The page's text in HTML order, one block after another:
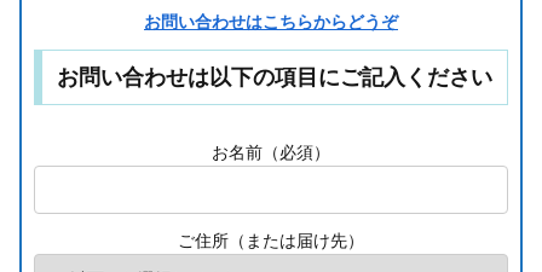
お問い合わせはこちらからどうぞ
お問い合わせは以下の項目にご記入ください
お名前（必須）
ご住所（または届け先）